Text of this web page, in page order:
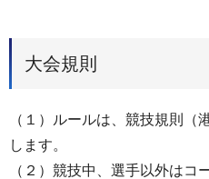
大会規則
（１）ルールは、競技規則（
します。
（２）競技中、選手以外はコ